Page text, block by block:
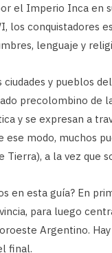
el Imperio Inca en
los conquistadores
lenguaje y
ciudades y pueblos
precolombino de
y se expresan a
ese modo, muchos
Tierra), a la vez que
en esta guía? En
para luego
Argentino.
final.